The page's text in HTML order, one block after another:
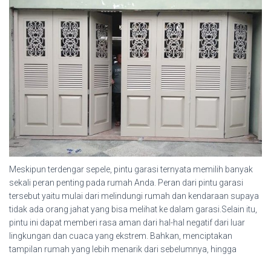
Meskipun terdengar sepele, pintu garasi ternyata memilih banyak
sekali peran penting pada rumah Anda. Peran dari pintu garasi
tersebut yaitu mulai dari melindungi rumah dan kendaraan supaya
tidak ada orang jahat yang bisa melihat ke dalam garasi.Selain itu,
pintu ini dapat memberi rasa aman dari hal-hal negatif dari luar
lingkungan dan cuaca yang ekstrem. Bahkan, menciptakan
tampilan rumah yang lebih menarik dari sebelumnya, hingga